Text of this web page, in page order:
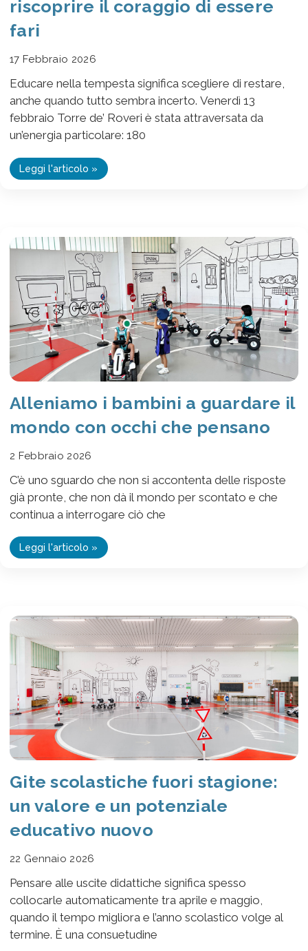
riscoprire il coraggio di essere
fari
17 Febbraio 2026
Educare nella tempesta significa scegliere di restare,
anche quando tutto sembra incerto. Venerdì 13
febbraio Torre de’ Roveri è stata attraversata da
un’energia particolare: 180
Leggi l'articolo »
Alleniamo i bambini a guardare il
mondo con occhi che pensano
2 Febbraio 2026
C’è uno sguardo che non si accontenta delle risposte
già pronte, che non dà il mondo per scontato e che
continua a interrogare ciò che
Leggi l'articolo »
Gite scolastiche fuori stagione:
un valore e un potenziale
educativo nuovo
22 Gennaio 2026
Pensare alle uscite didattiche significa spesso
collocarle automaticamente tra aprile e maggio,
quando il tempo migliora e l’anno scolastico volge al
termine. È una consuetudine